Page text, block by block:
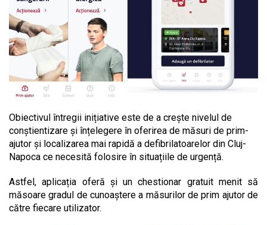
Obiectivul întregii inițiative este de a crește nivelul de
conștientizare și înțelegere în oferirea de măsuri de prim-
ajutor și localizarea mai rapidă a defibrilatoarelor din Cluj-
Napoca ce necesită folosire în situațiile de urgență.
Astfel, aplicația oferă și un chestionar gratuit menit să
măsoare gradul de cunoaștere a măsurilor de prim ajutor de
către fiecare utilizator.